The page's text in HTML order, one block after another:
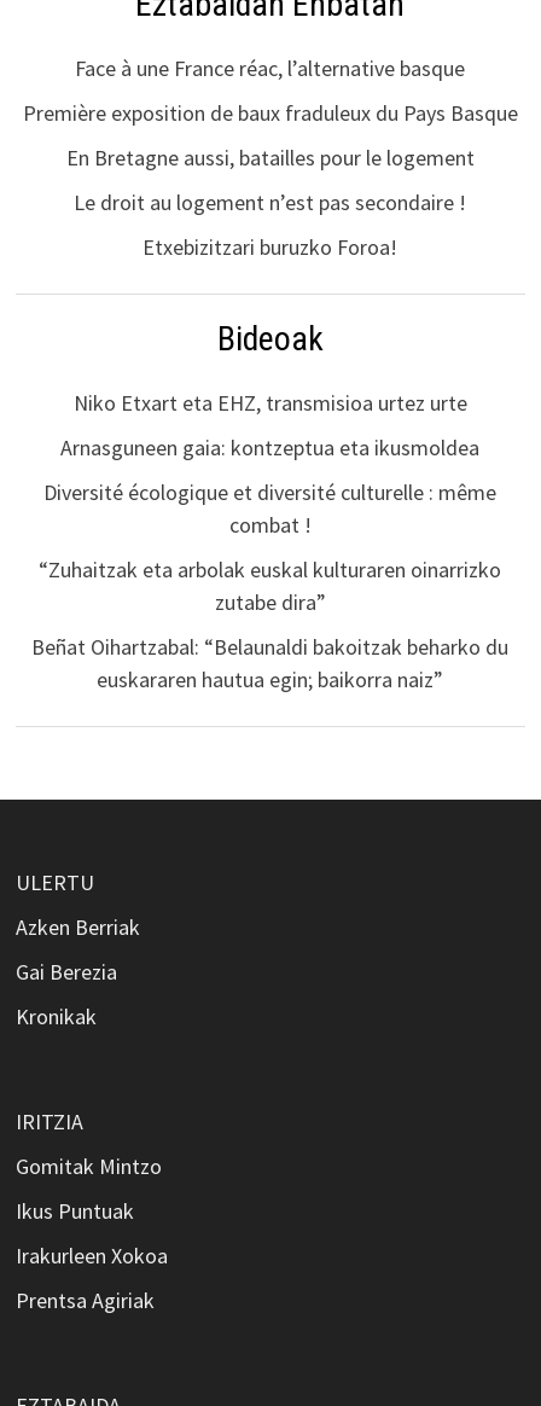
Face à une France réac, l’alternative basque
Première exposition de baux fraduleux du Pays Basque
En Bretagne aussi, batailles pour le logement
Le droit au logement n’est pas secondaire !
Etxebizitzari buruzko Foroa!
Bideoak
Niko Etxart eta EHZ, transmisioa urtez urte
Arnasguneen gaia: kontzeptua eta ikusmoldea
Diversité écologique et diversité culturelle : même
combat !
“Zuhaitzak eta arbolak euskal kulturaren oinarrizko
zutabe dira”
Beñat Oihartzabal: “Belaunaldi bakoitzak beharko du
euskararen hautua egin; baikorra naiz”
ULERTU
Azken Berriak
Gai Berezia
Kronikak
IRITZIA
Gomitak Mintzo
Ikus Puntuak
Irakurleen Xokoa
Prentsa Agiriak